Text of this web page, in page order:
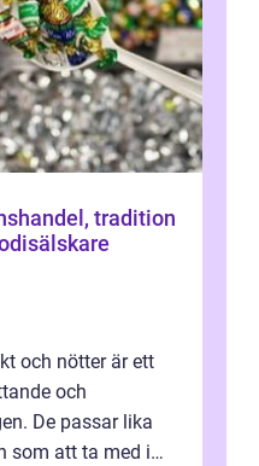
och nötter är ett
och
De passar lika
som att ta med i